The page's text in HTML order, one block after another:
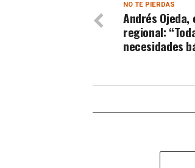
NO TE PIERDAS
Andrés
regional:
necesidades